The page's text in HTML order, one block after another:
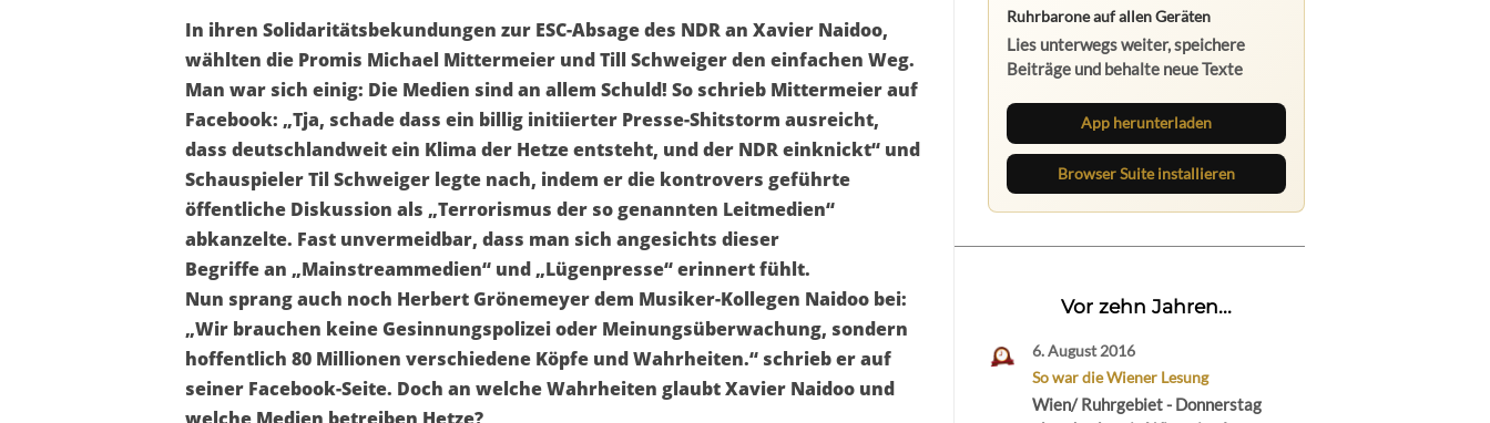
In ihren Solidaritätsbekundungen zur ESC-Absage des NDR an Xavier Naidoo,
wählten die Promis Michael Mittermeier und Till Schweiger den einfachen Weg.
Man war sich einig: Die Medien sind an allem Schuld! So schrieb Mittermeier auf
Facebook: „Tja, schade dass ein billig initiierter Presse-Shitstorm ausreicht,
dass deutschlandweit ein Klima der Hetze entsteht, und der NDR einknickt“ und
Schauspieler Til Schweiger legte nach, indem er die kontrovers geführte
öffentliche Diskussion als „Terrorismus der so genannten Leitmedien“
abkanzelte. Fast unvermeidbar, dass man sich angesichts dieser
Begriffe an „Mainstreammedien“ und „Lügenpresse“ erinnert fühlt.
Nun sprang auch noch Herbert Grönemeyer dem Musiker-Kollegen Naidoo bei:
„Wir brauchen keine Gesinnungspolizei oder Meinungsüberwachung, sondern
hoffentlich 80 Millionen verschiedene Köpfe und Wahrheiten.“ schrieb er auf
seiner Facebook-Seite. Doch an welche Wahrheiten glaubt Xavier Naidoo und
Ruhrbarone auf allen Geräten
Lies unterwegs weiter, speichere
Beiträge und behalte neue Texte
App herunterladen
Browser Suite installieren
Vor zehn Jahren...
6. August 2016
So war die Wiener Lesung
Wien/ Ruhrgebiet - Donnerstag